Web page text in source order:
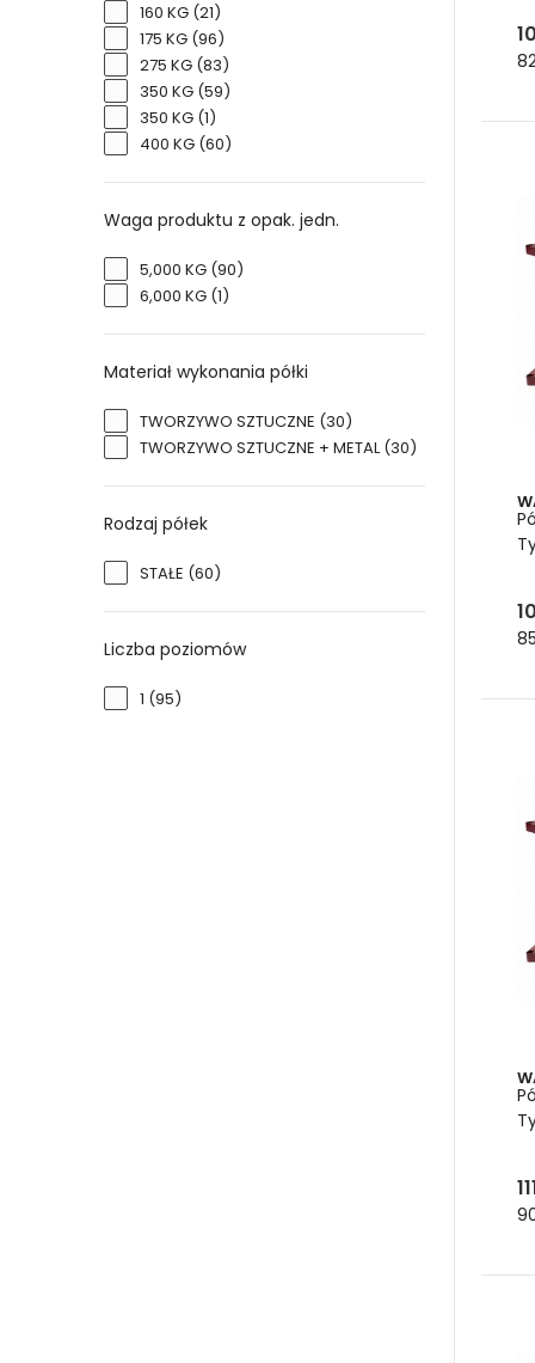
160 KG (21)
175 KG (96)
275 KG (83)
350 KG (59)
350 KG (1)
400 KG (60)
Waga produktu z opak. jedn.
5,000 KG (90)
6,000 KG (1)
Materiał wykonania półki
TWORZYWO SZTUCZNE (30)
TWORZYWO SZTUCZNE + METAL(30)
Rodzaj półek
STAŁE (60)
Liczba poziomów
1 (95)